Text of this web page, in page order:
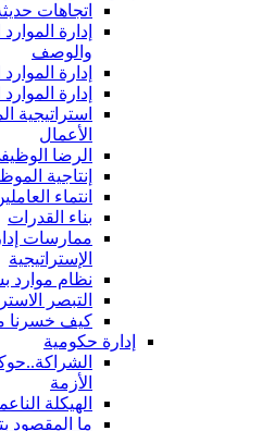
اتجاهات
إدارة
والوصف
إدارة
إدارة
استراتيجية
الأعمال
الرضا
إنتاجية
انتماء
بناء القدرات
ممارسات
الإستراتيجية
نظام موارد
التبصر
كيف خسرنا
إدارة حكومية
الأزمة
الهيكلة
ما المقصود